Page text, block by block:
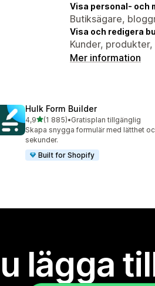
Visa personal- och
Butiksägare,
Visa och redigera
Kunder,
Mer information
Hulk Form Builder
4,9av 5 stjärnor
(1 885)
1885 recensioner totalt
•Gratisplan tillgänglig
Skapa snygga formulär med lätthet
sekunder.
Built for Shopify
lägga